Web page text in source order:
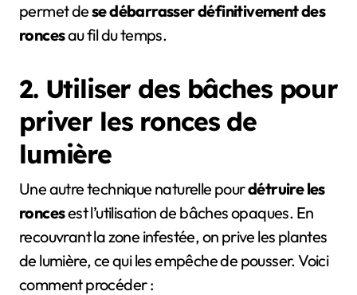
permet dese débarrasser définitivement des
roncesau fil du temps.
2. Utiliser des bâches pour
priver les ronces de
lumière
Une autre technique naturelle pourdétruire les
roncesest l’utilisation de bâches opaques. En
recouvrant la zone infestée, on prive les plantes
de lumière, ce qui les empêche de pousser. Voici
comment procéder :